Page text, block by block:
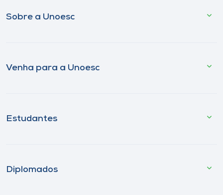
Sobre a Unoesc
Venha para a Unoesc
Estudantes
Diplomados